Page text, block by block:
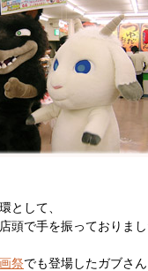
として、
頭で手を振っておりま
祭でも登場したガブさ